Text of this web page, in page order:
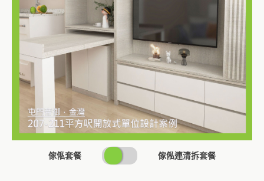
傢俬套餐
SWITCH
PRICING
傢俬連清拆套餐